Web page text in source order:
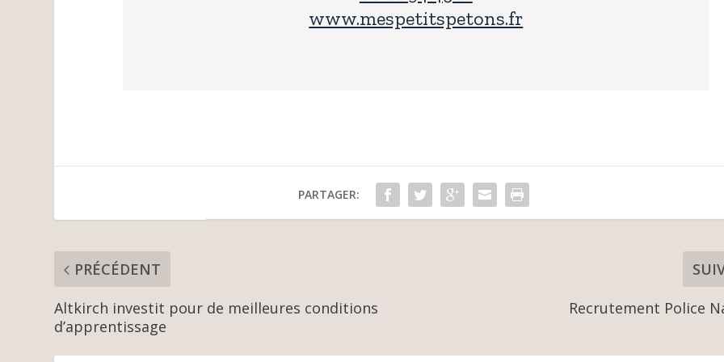
www.mespetitspetons.fr
PARTAGER:
PRÉCÉDENT
Altkirch investit pour de meilleures conditions
d’apprentissage
Recrutement Police